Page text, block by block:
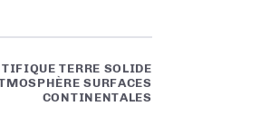
TERRE SOLIDE
SURFACES
CONTINENTALES